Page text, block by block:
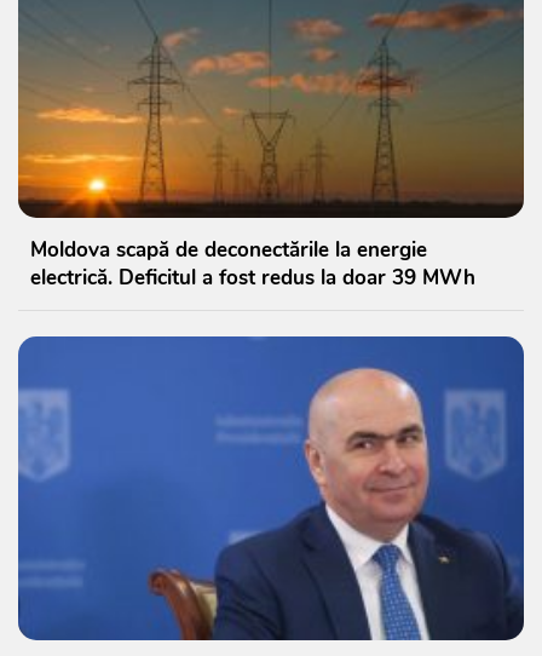
Moldova scapă de deconectările la energie
electrică. Deficitul a fost redus la doar 39 MWh